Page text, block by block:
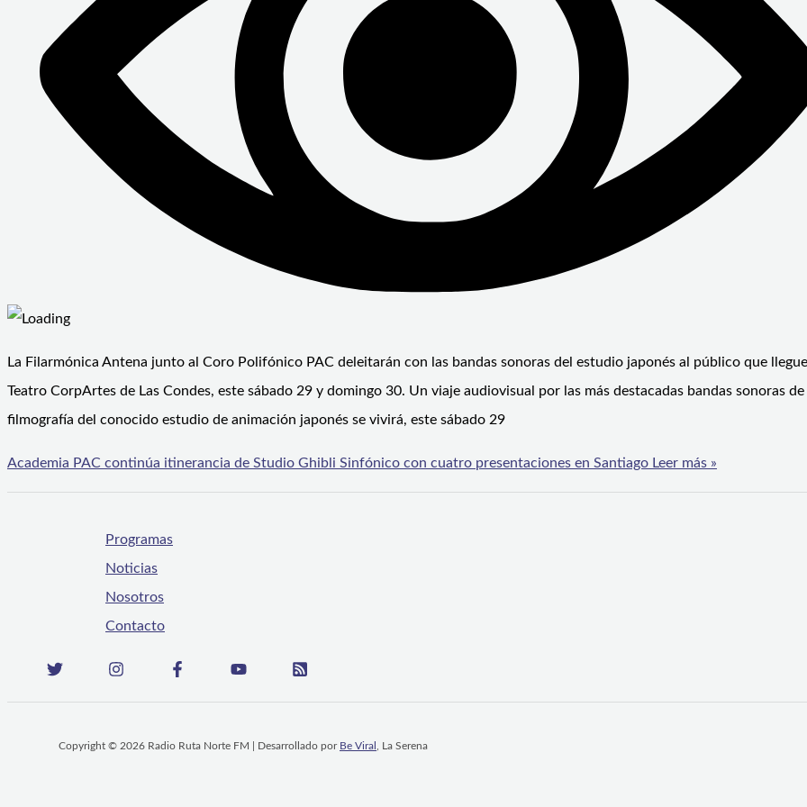
La Filarmónica Antena junto al Coro Polifónico PAC deleitarán con las bandas sonoras del estudio japonés al público que llegue
Teatro CorpArtes de Las Condes, este sábado 29 y domingo 30. Un viaje audiovisual por las más destacadas bandas sonoras de
filmografía del conocido estudio de animación japonés se vivirá, este sábado 29
Academia PAC continúa itinerancia de Studio Ghibli Sinfónico con cuatro presentaciones en Santiago Leer más »
Programas
Noticias
Nosotros
Contacto
Copyright © 2026 Radio Ruta Norte FM | Desarrollado por Be Viral , La Serena